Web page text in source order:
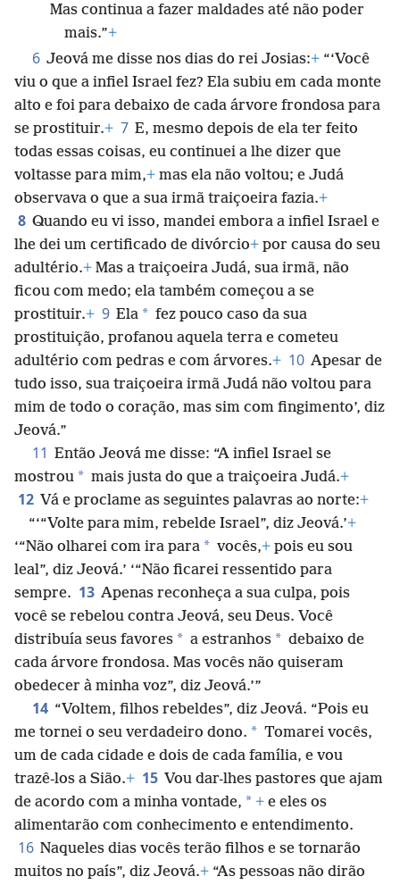
Mas continua a fazer maldades até não poder
mais.”+
6 Jeová me disse nos dias do rei Josias:+ “‘Você
viu o que a infiel Israel fez? Ela subiu em cada monte
alto e foi para debaixo de cada árvore frondosa para
se prostituir.+ 7 E, mesmo depois de ela ter feito
todas essas coisas, eu continuei a lhe dizer que
voltasse para mim,+ mas ela não voltou; e Judá
observava o que a sua irmã traiçoeira fazia.+
8 Quando eu vi isso, mandei embora a infiel Israel e
lhe dei um certificado de divórcio+ por causa do seu
adultério.+ Mas a traiçoeira Judá, sua irmã, não
ficou com medo; ela também começou a se
prostituir.+ 9 Ela * fez pouco caso da sua
prostituição, profanou aquela terra e cometeu
adultério com pedras e com árvores.+ 10 Apesar de
tudo isso, sua traiçoeira irmã Judá não voltou para
mim de todo o coração, mas sim com fingimento’, diz
Jeová.”
11 Então Jeová me disse: “A infiel Israel se
mostrou * mais justa do que a traiçoeira Judá.+
12 Vá e proclame as seguintes palavras ao norte:+
“‘“Volte para mim, rebelde Israel”, diz Jeová.’+
‘“Não olharei com ira para * vocês,+ pois eu sou
leal”, diz Jeová.’ ‘“Não ficarei ressentido para
sempre. 13 Apenas reconheça a sua culpa, pois
você se rebelou contra Jeová, seu Deus. Você
distribuía seus favores * a estranhos * debaixo de
cada árvore frondosa. Mas vocês não quiseram
obedecer à minha voz”, diz Jeová.’”
14 “Voltem, filhos rebeldes”, diz Jeová. “Pois eu
me tornei o seu verdadeiro dono. * Tomarei vocês,
um de cada cidade e dois de cada família, e vou
trazê-los a Sião.+ 15 Vou dar-lhes pastores que ajam
de acordo com a minha vontade, * + e eles os
alimentarão com conhecimento e entendimento.
16 Naqueles dias vocês terão filhos e se tornarão
muitos no país”, diz Jeová.+ “As pessoas não dirão